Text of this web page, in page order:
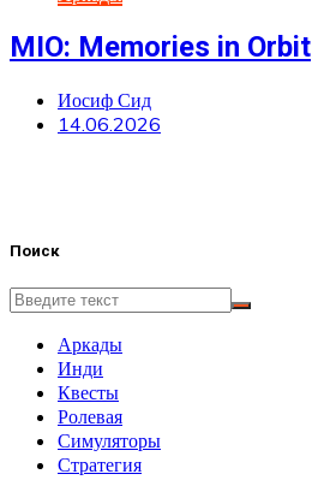
MIO: Memories in Orbit
Иосиф Сид
14.06.2026
Поиск
Аркады
Инди
Квесты
Ролевая
Симуляторы
Стратегия